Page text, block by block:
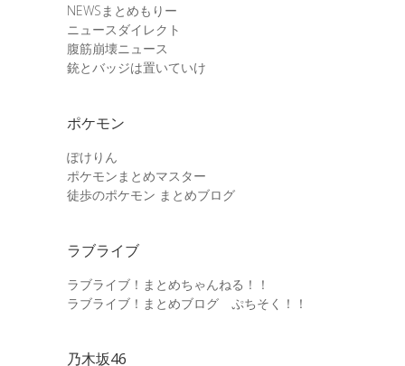
NEWSまとめもりー
ニュースダイレクト
腹筋崩壊ニュース
銃とバッジは置いていけ
ポケモン
ぽけりん
ポケモンまとめマスター
徒歩のポケモン まとめブログ
ラブライブ
ラブライブ！まとめちゃんねる！！
ラブライブ！まとめブログ ぷちそく！！
乃木坂46